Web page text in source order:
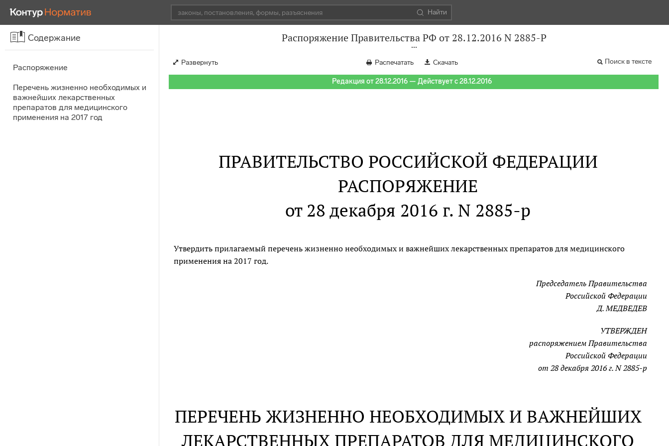
Найти
Содержание
Распоряжение
Перечень жизненно необходимых и
важнейших лекарственных
препаратов для медицинского
применения на 2017 год
Распоряжение Правительства РФ от 28.12.2016 N 2885-Р
Развернуть Распечатать Скачать Поиск в тексте
Редакция от 28.12.2016 — Действует с 28.12.2016
ПРАВИТЕЛЬСТВО РОССИЙСКОЙ ФЕДЕРАЦИИ
РАСПОРЯЖЕНИЕ
от 28 декабря 2016 г. N 2885-р
Утвердить прилагаемый перечень жизненно необходимых и важнейших лекарственных препаратов для медицинского
применения на 2017 год.
Председатель Правительства
Российской Федерации
Д. МЕДВЕДЕВ
УТВЕРЖДЕН
распоряжением Правительства
Российской Федерации
от 28 декабря 2016 г. N 2885-р
ПЕРЕЧЕНЬ ЖИЗНЕННО НЕОБХОДИМЫХ И ВАЖНЕЙШИХ
ЛЕКАРСТВЕННЫХ ПРЕПАРАТОВ ДЛЯ МЕДИЦИНСКОГО